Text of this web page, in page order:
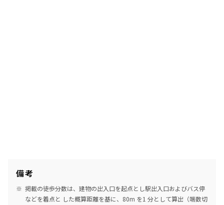
備考
掲載の徒歩分数は、建物の出入口を起点とし駅出入口およびバス停
などを着点と した概算距離を基に、80m を1 分として算出（端数切